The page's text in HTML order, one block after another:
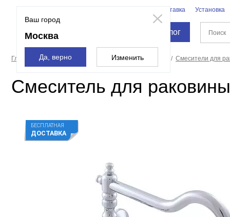
Ваш город
Москва
Да, верно Изменить
Доставка Установка
Каталог
Главная страница Смесители и души Смесители Смесители для
Смеситель для
БЕСПЛАТНАЯ
ДОСТАВКА